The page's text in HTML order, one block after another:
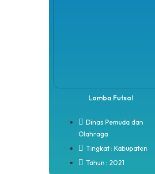
Lomba Futsal
Dinas Pemuda dan
Olahraga
Tingkat : Kabupaten
Tahun : 2021